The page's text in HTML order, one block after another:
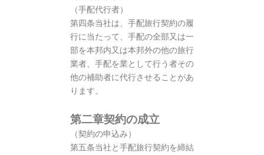
（手配代行者）
第四条当社は、手配旅行契約の履
行に当たって、手配の全部又は一
部を本邦内又は本邦外の他の旅行
業者、手配を業として行う者その
他の補助者に代行させることがあ
ります。
第二章契約の成立
（契約の申込み）
第五条当社と手配旅行契約を締結